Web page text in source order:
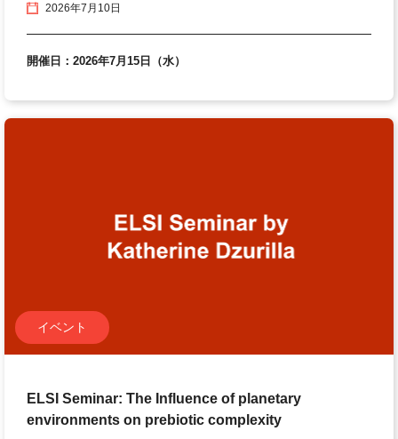
2026年7月10日
開催日：2026年7月15日（水）
イベント
ELSI Seminar: The Influence of planetary
environments on prebiotic complexity